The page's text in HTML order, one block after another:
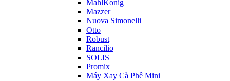
MahlKonig
Mazzer
Nuova Simonelli
Otto
Robust
Rancilio
SOLIS
Promix
Máy Xay Cà Phê Mini